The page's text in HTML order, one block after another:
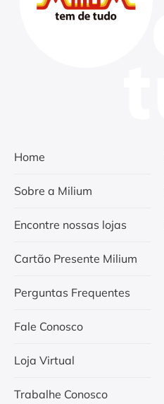
Home
Sobre a Milium
Encontre nossas lojas
Cartão Presente Milium
Perguntas Frequentes
Fale Conosco
Loja Virtual
Trabalhe Conosco